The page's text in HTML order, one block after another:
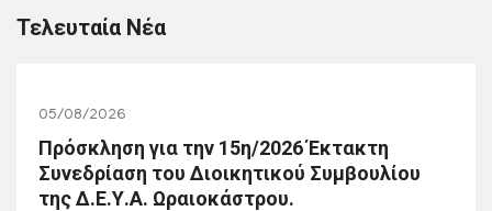
Τελευταία Νέα
05/08/2026
Πρόσκληση για την 15η/2026 Έκτακτη
Συνεδρίαση του Διοικητικού Συμβουλίου
της Δ.Ε.Υ.Α. Ωραιοκάστρου.